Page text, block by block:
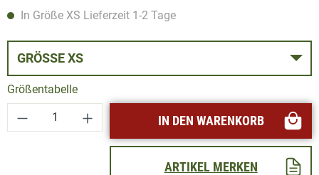
In Größe XS Lieferzeit 1-2 Tage
GRÖSSE XS
Größentabelle
Produkt Anzahl: Gib den gewünschten
IN DEN WARENKORB
ARTIKEL MERKEN